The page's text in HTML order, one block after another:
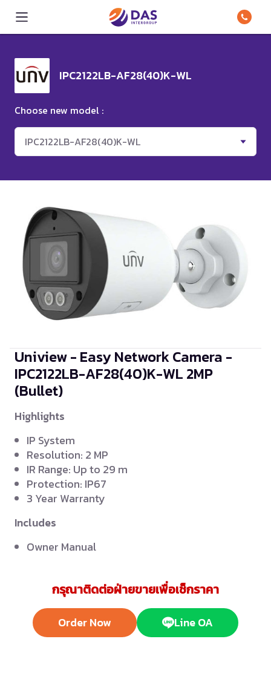
IPC2122LB-AF28(40)K-WL
Choose new model :
IPC2122LB-AF28(40)K-WL
Uniview - Easy Network Camera -
IPC2122LB-AF28(40)K-WL 2MP
(Bullet)
Highlights
IP System
Resolution: 2 MP
IR Range: Up to 29 m
Protection: IP67
3 Year Warranty
Includes
Owner Manual
กรุณาติดต่อฝ่ายขายเพื่อเช็กราคา
Order Now Line OA